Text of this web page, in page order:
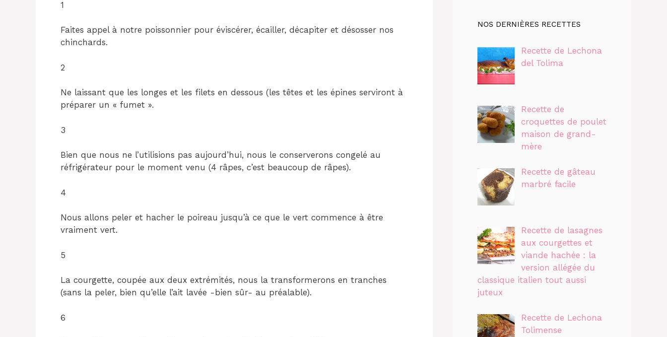
1
Faites appel à notre poissonnier pour éviscérer, écailler, décapiter et désosser nos
chinchards.
2
Ne laissant que les longes et les filets en dessous (les têtes et les épines serviront à
préparer un « fumet ».
3
Bien que nous ne l’utilisions pas aujourd’hui, nous le conserverons congelé au
réfrigérateur pour le moment venu (4 râpes, c’est beaucoup de râpes).
4
Nous allons peler et hacher le poireau jusqu’à ce que le vert commence à être
vraiment vert.
5
La courgette, coupée aux deux extrémités, nous la transformerons en tranches
(sans la peler, bien qu’elle l’ait lavée -bien sûr- au préalable).
6
NOS DERNIÈRES RECETTES
Recette de Lechona
del Tolima
Recette de
croquettes de poulet
maison de grand-
mère
Recette de gâteau
marbré facile
Recette de lasagnes
aux courgettes et
viande hachée : la
version allégée du
classique italien tout aussi
juteux
Recette de Lechona
Tolimense